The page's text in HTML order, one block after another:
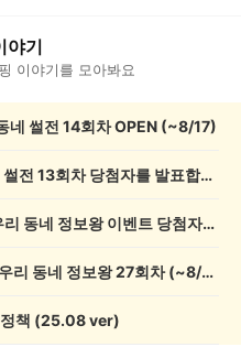
야기
이야기를 모아봐요
네 썰전 14회차 OPEN (~8/17)
💰[당첨자 발표] 우리 동네 썰전 13회차 당첨자를 발표합니다!
💰[당첨자 발표] 26회차 우리 동네 정보왕 이벤트 당첨자를 발표합니다!
💸 전원 2,000캐시 지급! 우리 동네 정보왕 27회차 (~8/10)
정책 (25.08 ver)